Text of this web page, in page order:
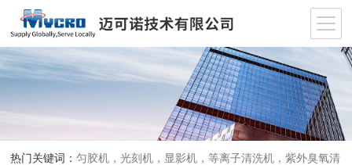
热门关键词：匀胶机，光刻机，显影机，等离子清洗机，紫外臭氧清